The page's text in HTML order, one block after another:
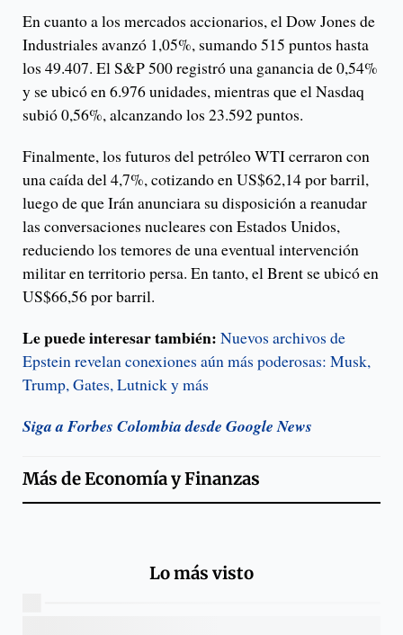
En cuanto a los mercados accionarios, el Dow Jones de
Industriales avanzó 1,05%, sumando 515 puntos hasta
los 49.407. El S&P 500 registró una ganancia de 0,54%
y se ubicó en 6.976 unidades, mientras que el Nasdaq
subió 0,56%, alcanzando los 23.592 puntos.
Finalmente, los futuros del petróleo WTI cerraron con
una caída del 4,7%, cotizando en US$62,14 por barril,
luego de que Irán anunciara su disposición a reanudar
las conversaciones nucleares con Estados Unidos,
reduciendo los temores de una eventual intervención
militar en territorio persa. En tanto, el Brent se ubicó en
US$66,56 por barril.
Le puede interesar también: Nuevos archivos de
Epstein revelan conexiones aún más poderosas: Musk,
Trump, Gates, Lutnick y más
Siga a Forbes Colombia desde Google News
Más deEconomía y Finanzas
Lo más visto